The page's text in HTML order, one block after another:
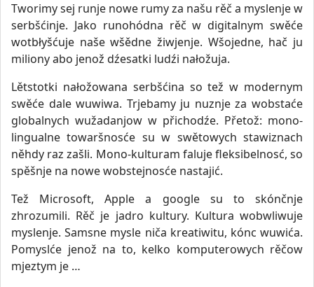
Tworimy sej runje nowe rumy za našu rěč a myslenje w
serbšćinje. Jako runohódna rěč w digitalnym swěće
wotbłyšćuje naše wšědne žiwjenje. Wšojedne, hač ju
miliony abo jenož dźesatki ludźi nałožuja.
Lětstotki nałožowana serbšćina so tež w modernym
swěće dale wuwiwa. Trjebamy ju nuznje za wobstaće
globalnych wužadanjow w přichodźe. Přetož: mono-
lingualne towaršnosće su w swětowych stawiznach
něhdy raz zašli. Mono-kulturam faluje fleksibelnosć, so
spěšnje na nowe wobstejnosće nastajić.
Tež Microsoft, Apple a google su to skónčnje
zhrozumili. Rěč je jadro kultury. Kultura wobwliwuje
myslenje. Samsne mysle niča kreatiwitu, kónc wuwića.
Pomyslće jenož na to, kelko komputerowych rěčow
mjeztym je …